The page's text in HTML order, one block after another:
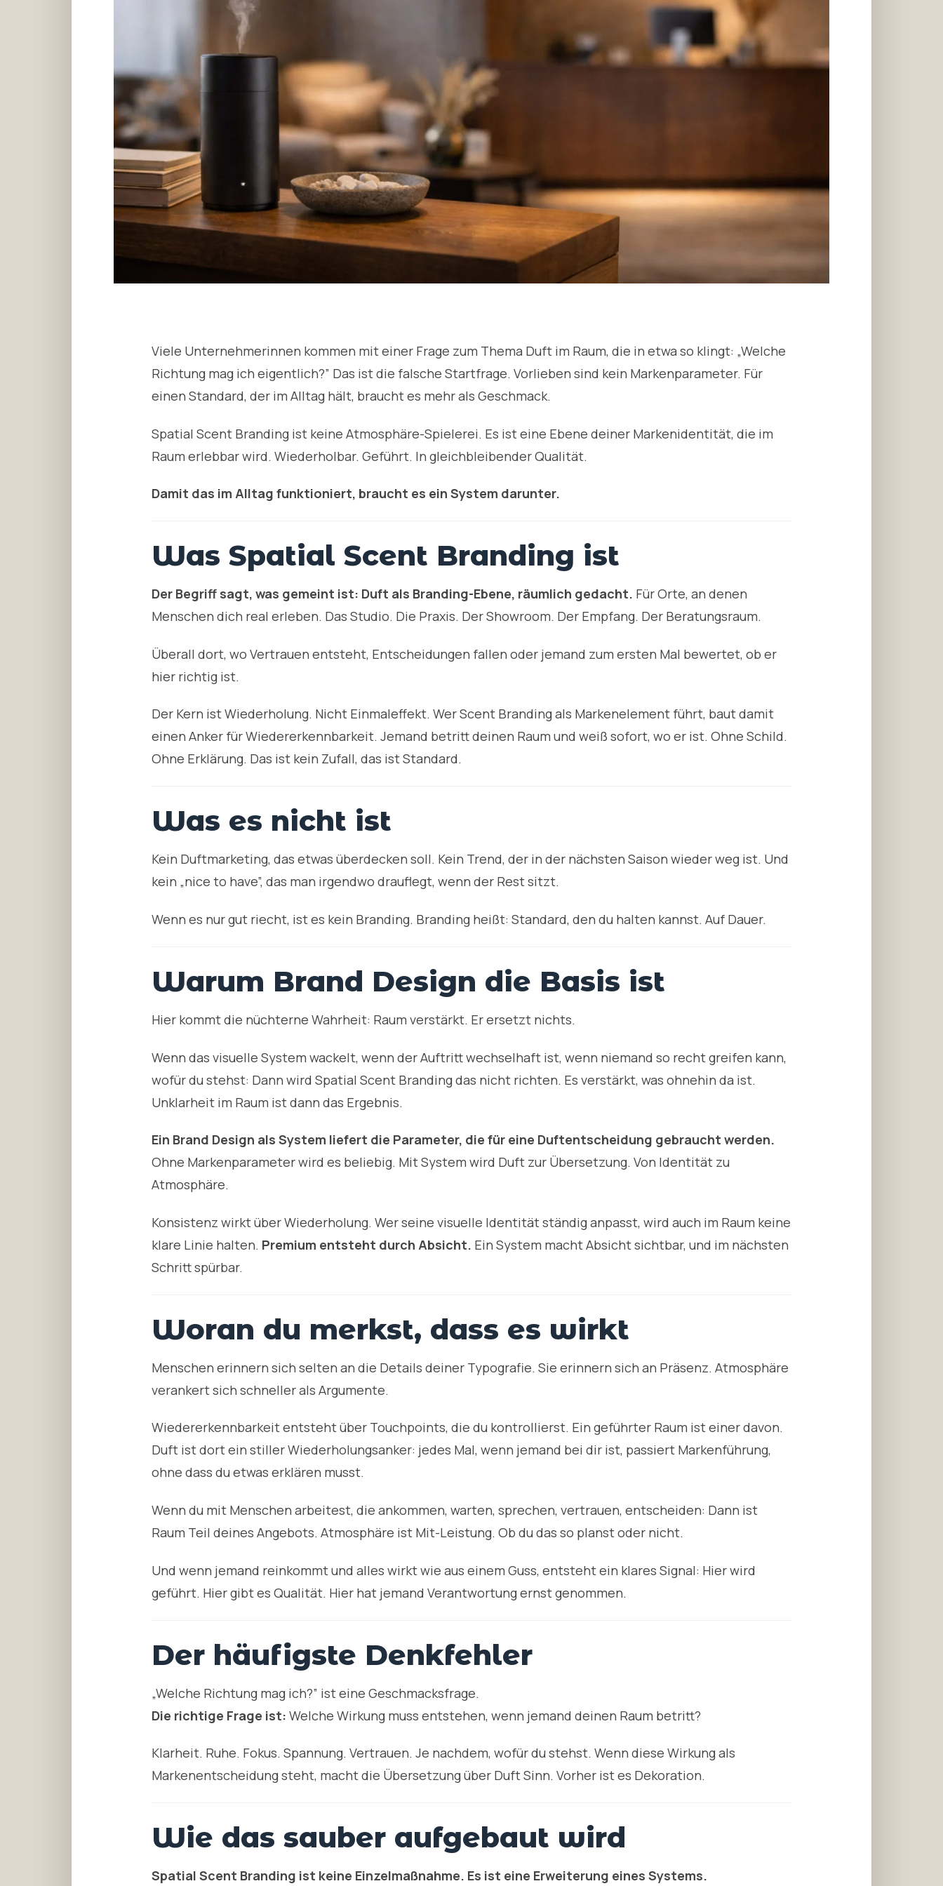
Viele Unternehmerinnen kommen mit einer Frage zum Thema Duft im Raum, die in etwa so klingt: „Welche
Richtung mag ich eigentlich?” Das ist die falsche Startfrage. Vorlieben sind kein Markenparameter. Für
einen Standard, der im Alltag hält, braucht es mehr als Geschmack.
Spatial Scent Branding ist keine Atmosphäre-Spielerei. Es ist eine Ebene deiner Markenidentität, die im
Raum erlebbar wird. Wiederholbar. Geführt. In gleichbleibender Qualität.
Damit das im Alltag funktioniert, braucht es ein System darunter.
Was Spatial Scent Branding ist
Der Begriff sagt, was gemeint ist: Duft als Branding-Ebene, räumlich gedacht. Für Orte, an denen
Menschen dich real erleben. Das Studio. Die Praxis. Der Showroom. Der Empfang. Der Beratungsraum.
Überall dort, wo Vertrauen entsteht, Entscheidungen fallen oder jemand zum ersten Mal bewertet, ob er
hier richtig ist.
Der Kern ist Wiederholung. Nicht Einmaleffekt. Wer Scent Branding als Markenelement führt, baut damit
einen Anker für Wiedererkennbarkeit. Jemand betritt deinen Raum und weiß sofort, wo er ist. Ohne Schild.
Ohne Erklärung. Das ist kein Zufall, das ist Standard.
Was es nicht ist
Kein Duftmarketing, das etwas überdecken soll. Kein Trend, der in der nächsten Saison wieder weg ist. Und
kein „nice to have”, das man irgendwo drauflegt, wenn der Rest sitzt.
Wenn es nur gut riecht, ist es kein Branding. Branding heißt: Standard, den du halten kannst. Auf Dauer.
Warum Brand Design die Basis ist
Hier kommt die nüchterne Wahrheit: Raum verstärkt. Er ersetzt nichts.
Wenn das visuelle System wackelt, wenn der Auftritt wechselhaft ist, wenn niemand so recht greifen kann,
wofür du stehst: Dann wird Spatial Scent Branding das nicht richten. Es verstärkt, was ohnehin da ist.
Unklarheit im Raum ist dann das Ergebnis.
Ein Brand Design als System liefert die Parameter, die für eine Duftentscheidung gebraucht werden.
Ohne Markenparameter wird es beliebig. Mit System wird Duft zur Übersetzung. Von Identität zu
Atmosphäre.
Konsistenz wirkt über Wiederholung. Wer seine visuelle Identität ständig anpasst, wird auch im Raum keine
klare Linie halten. Premium entsteht durch Absicht. Ein System macht Absicht sichtbar, und im nächsten
Schritt spürbar.
Woran du merkst, dass es wirkt
Menschen erinnern sich selten an die Details deiner Typografie. Sie erinnern sich an Präsenz. Atmosphäre
verankert sich schneller als Argumente.
Wiedererkennbarkeit entsteht über Touchpoints, die du kontrollierst. Ein geführter Raum ist einer davon.
Duft ist dort ein stiller Wiederholungsanker: jedes Mal, wenn jemand bei dir ist, passiert Markenführung,
ohne dass du etwas erklären musst.
Wenn du mit Menschen arbeitest, die ankommen, warten, sprechen, vertrauen, entscheiden: Dann ist
Raum Teil deines Angebots. Atmosphäre ist Mit-Leistung. Ob du das so planst oder nicht.
Und wenn jemand reinkommt und alles wirkt wie aus einem Guss, entsteht ein klares Signal: Hier wird
geführt. Hier gibt es Qualität. Hier hat jemand Verantwortung ernst genommen.
Der häufigste Denkfehler
„Welche Richtung mag ich?” ist eine Geschmacksfrage.
Die richtige Frage ist: Welche Wirkung muss entstehen, wenn jemand deinen Raum betritt?
Klarheit. Ruhe. Fokus. Spannung. Vertrauen. Je nachdem, wofür du stehst. Wenn diese Wirkung als
Markenentscheidung steht, macht die Übersetzung über Duft Sinn. Vorher ist es Dekoration.
Wie das sauber aufgebaut wird
Spatial Scent Branding ist keine Einzelmaßnahme. Es ist eine Erweiterung eines Systems.